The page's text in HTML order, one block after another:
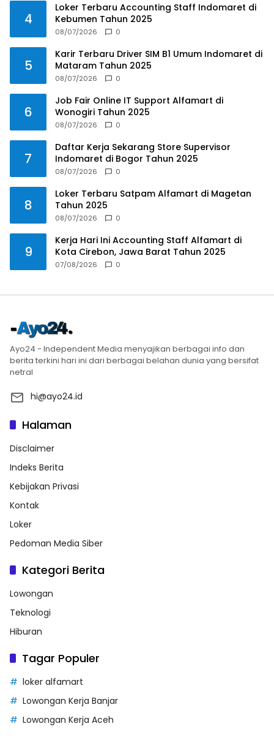
4
Loker Terbaru Accounting Staff Indomaret di
Kebumen Tahun 2025
08/07/2026 0
5
Karir Terbaru Driver SIM B1 Umum Indomaret di
Mataram Tahun 2025
08/07/2026 0
6
Job Fair Online IT Support Alfamart di
Wonogiri Tahun 2025
08/07/2026 0
7
Daftar Kerja Sekarang Store Supervisor
Indomaret di Bogor Tahun 2025
08/07/2026 0
8
Loker Terbaru Satpam Alfamart di Magetan
Tahun 2025
08/07/2026 0
9
Kerja Hari Ini Accounting Staff Alfamart di
Kota Cirebon, Jawa Barat Tahun 2025
07/08/2026 0
Ayo24 - Independent Media menyajikan berbagai info dan
berita terkini hari ini dari berbagai belahan dunia yang bersifat
netral
hi@ayo24.id
Halaman
Disclaimer
Indeks Berita
Kebijakan Privasi
Kontak
Loker
Pedoman Media Siber
Kategori Berita
Lowongan
Teknologi
Hiburan
Tagar Populer
loker alfamart
Lowongan Kerja Banjar
Lowongan Kerja Aceh